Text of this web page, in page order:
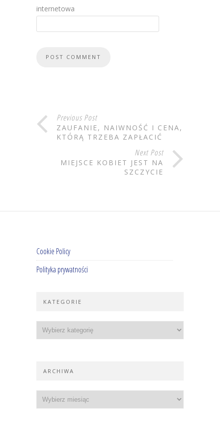
internetowa
Previous Post
ZAUFANIE, NAIWNOŚĆ I CENA,
KTÓRĄ TRZEBA ZAPŁACIĆ
Next Post
MIEJSCE KOBIET JEST NA
SZCZYCIE
Cookie Policy
Polityka prywatności
KATEGORIE
ARCHIWA